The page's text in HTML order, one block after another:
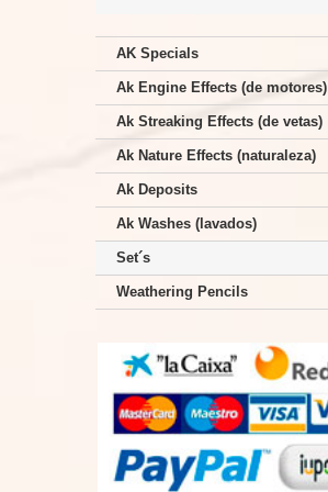
AK Specials
Ak Engine Effects (de motores)
Ak Streaking Effects (de vetas)
Ak Nature Effects (naturaleza)
Ak Deposits
Ak Washes (lavados)
Set´s
Weathering Pencils